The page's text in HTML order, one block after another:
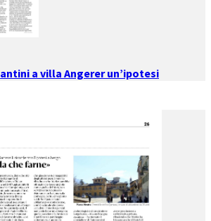
a villa Angerer un’ipotesi